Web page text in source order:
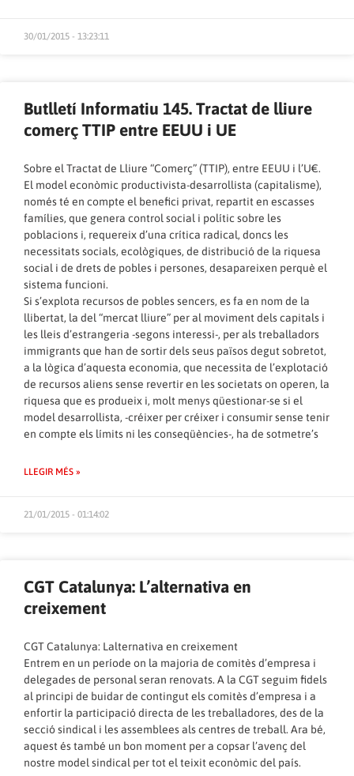
30/01/2015 - 13:23:11
Butlletí Informatiu 145. Tractat de lliure
comerç TTIP entre EEUU i UE
Sobre el Tractat de Lliure “Comerç” (TTIP), entre EEUU i l’U€.
El model econòmic productivista-desarrollista (capitalisme),
només té en compte el benefici privat, repartit en escasses
famílies, que genera control social i polític sobre les
poblacions i, requereix d’una crítica radical, doncs les
necessitats socials, ecològiques, de distribució de la riquesa
social i de drets de pobles i persones, desapareixen perquè el
sistema funcioni.
Si s’explota recursos de pobles sencers, es fa en nom de la
llibertat, la del “mercat lliure” per al moviment dels capitals i
les lleis d’estrangeria -segons interessi-, per als treballadors
immigrants que han de sortir dels seus països degut sobretot,
a la lògica d’aquesta economia, que necessita de l’explotació
de recursos aliens sense revertir en les societats on operen, la
riquesa que es produeix i, molt menys qüestionar-se si el
model desarrollista, -créixer per créixer i consumir sense tenir
en compte els límits ni les conseqüències-, ha de sotmetre’s
LLEGIR MÉS »
21/01/2015 - 01:14:02
CGT Catalunya: L’alternativa en
creixement
CGT Catalunya: Lalternativa en creixement
Entrem en un període on la majoria de comitès d’empresa i
delegades de personal seran renovats. A la CGT seguim fidels
al principi de buidar de contingut els comitès d’empresa i a
enfortir la participació directa de les treballadores, des de la
secció sindical i les assemblees als centres de treball. Ara bé,
aquest és també un bon moment per a copsar l’avenç del
nostre model sindical per tot el teixit econòmic del país.